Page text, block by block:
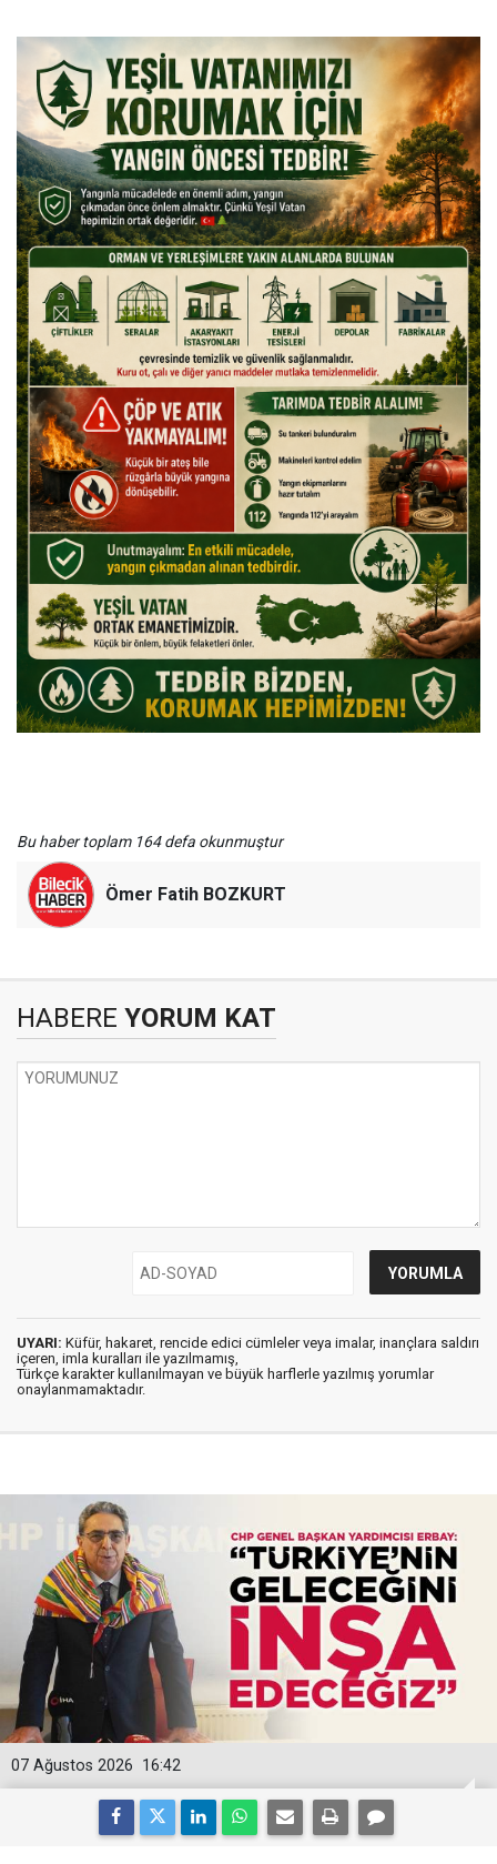
Bu haber toplam 164 defa okunmuştur
Ömer Fatih BOZKURT
HABERE YORUM KAT
UYARI: Küfür, hakaret, rencide edici cümleler veya imalar, inançlara saldırı
içeren, imla kuralları ile yazılmamış,
Türkçe karakter kullanılmayan ve büyük harflerle yazılmış yorumlar
onaylanmamaktadır.
16:42
07 Ağustos 2026